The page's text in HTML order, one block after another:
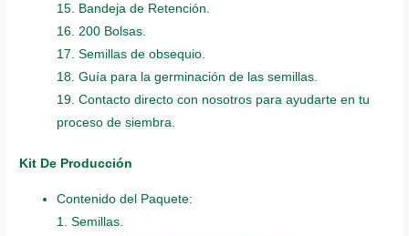
15. Bandeja de Retención.
16. 200 Bolsas.
17. Semillas de obsequio.
18. Guía para la germinación de las semillas.
19. Contacto directo con nosotros para ayudarte en tu
proceso de siembra.
Kit De Producción
Contenido del Paquete:
1. Semillas.